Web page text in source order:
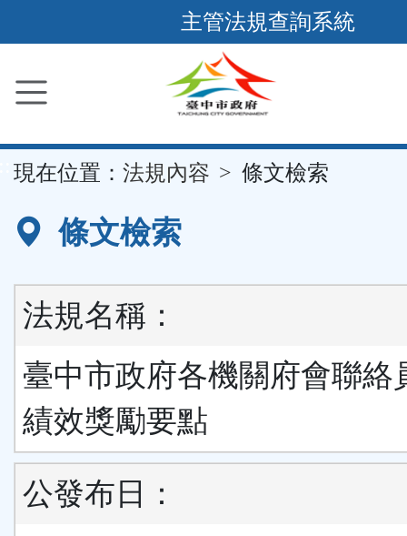
到
要
容
區
主管法規查詢系統
現在位置： 法規內容 條文檢索
條文檢索
法規名稱：
臺中市政府各機關府會聯絡
績效獎勵要點
公發布日：